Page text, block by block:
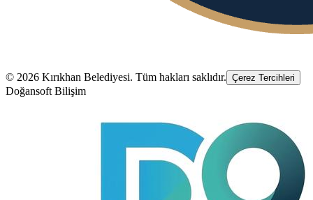
© 2026 Kırıkhan Belediyesi. Tüm hakları saklıdır. Çerez Tercihleri
Doğansoft Bilişim